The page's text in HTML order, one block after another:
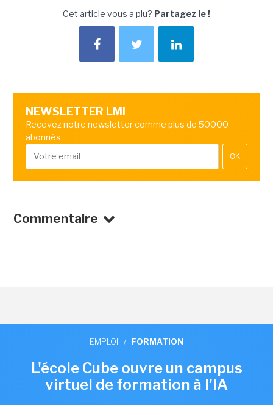
Cet article vous a plu? Partagez le !
NEWSLETTER LMI
Recevez notre newsletter comme plus de 50000
abonnés
OK
Commentaire
EMPLOI / FORMATION
L'école Cube ouvre un campus
virtuel de formation à l'IA